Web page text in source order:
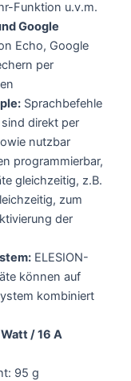
Funktion u.v.m.
Google
Echo, Google
per
Sprachbefehle
direkt per
nutzbar
programmierbar,
gleichzeitig, z.B.
zum
der
ELESION-
können auf
kombiniert
/ 16 A
95 g